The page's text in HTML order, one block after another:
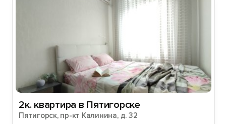
2к. квартира в Пятигорске
Пятигорск, пр-кт Калинина, д. 32